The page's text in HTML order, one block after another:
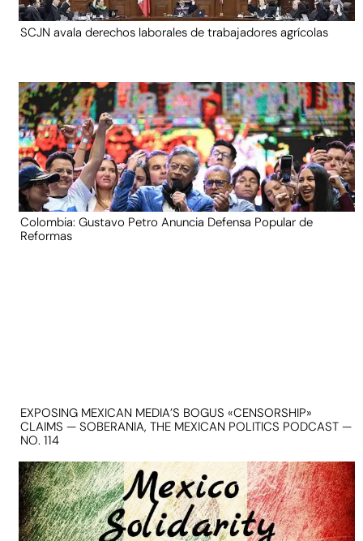
SCJN avala derechos laborales de trabajadores agrícolas
Colombia: Gustavo Petro Anuncia Defensa Popular de
Reformas
EXPOSING MEXICAN MEDIA’S BOGUS «CENSORSHIP»
CLAIMS — SOBERANIA, THE MEXICAN POLITICS PODCAST —
NO. 114